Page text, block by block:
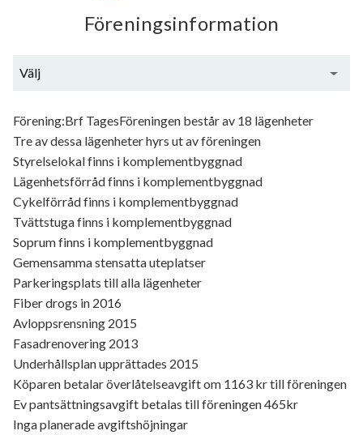
Föreningsinformation
Välj
Förening:Brf TagesFöreningen består av 18 lägenheter
Tre av dessa lägenheter hyrs ut av föreningen
Styrelselokal finns i komplementbyggnad
Lägenhetsförråd finns i komplementbyggnad
Cykelförråd finns i komplementbyggnad
Tvättstuga finns i komplementbyggnad
Soprum finns i komplementbyggnad
Gemensamma stensatta uteplatser
Parkeringsplats till alla lägenheter
Fiber drogs in 2016
Avloppsrensning 2015
Fasadrenovering 2013
Underhållsplan upprättades 2015
Köparen betalar överlåtelseavgift om 1163 kr till föreningen
Ev pantsättningsavgift betalas till föreningen 465kr
Inga planerade avgiftshöjningar